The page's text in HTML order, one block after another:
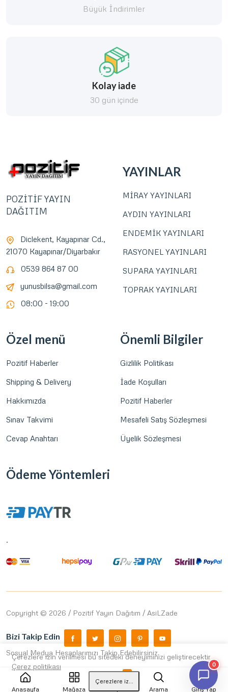
Büyük İndirimler
Kolay iade
30 gün içinde
POZİTİF YAYIN
DAĞITIM
Diclekent, Kayapınar Cd.,
21070 Kayapınar/Diyarbakır
0539 864 87 00
yunusbilsa@gmail.com
08:00 - 19:00
YAYINLAR
MİRAY YAYINLARI
AYDIN YAYINLARI
ENDEMİK YAYINLARI
RASYONEL YAYINLARI
SUPARA YAYINLARI
TOPRAK YAYINLARI
Özel menü
Pozitif Haberler
Shipping & Delivery
Hakkımızda
Sınav Takvimi
Cevap Anahtarı
Önemli Bilgiler
Gizlilik Politikası
İade Koşulları
Pozitif Haberler
Mesafeli Satış Sözleşmesi
Üyelik Sözleşmesi
Ödeme Yöntemleri
.
Copyright © 2026 / Pozitif Yayın Dağıtım / AsiLZade
Bizi Takip Edin
Sosyal Medya Hesaplarımızı Takip Edebilirsiniz.
Anasayfa Mağaza
0
Sepet Arama Giriş Yap
0
Çerezlere izin verilmesi bu sitedeki deneyiminizi geliştirecektir
Çerez politikası
Çerezlere izin ver